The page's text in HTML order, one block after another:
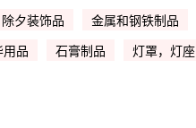
夕装饰品 金属和钢铁制品
用品 石膏制品 灯罩，灯座